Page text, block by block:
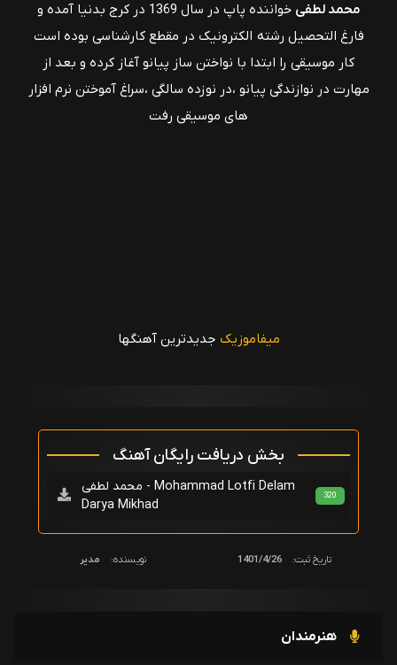
محمد لطفی
خواننده پاپ در سال 1369 در کرج بدنیا آمده و
فارغ التحصیل رشته الکترونیک در مقطع کارشناسی بوده است
کار موسیقی را ابتدا با نواختن ساز پیانو آغاز کرده و بعد از
مهارت در نوازندگی پیانو ،در نوزده سالگی ،سراغ آموختن نرم افزار
های موسیقی رفت
میفاموزیک جدیدترین آهنگها
بخش دریافت رایگان آهنگ
محمد لطفی - Mohammad Lotfi Delam
Darya Mikhad
320
تاریخ ثبت: 1401/4/26 نویسنده: مدیر
هنرمندان